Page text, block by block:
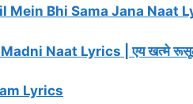
Mein Bhi Sama Jana Naat
Naat Lyrics | एय खत्मे रूसूल
Lyrics